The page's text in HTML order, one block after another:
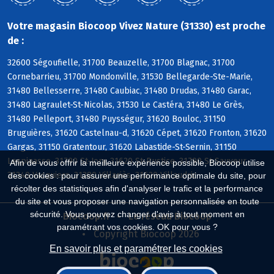
Afin de vous offrir la meilleure expérience possible, Biocoop utilise
des cookies : pour assurer une performance optimale du site, pour
récolter des statistiques afin d'analyser le trafic et la performance
du site et vous proposer une navigation personnalisée en toute
sécurité. Vous pouvez changer d'avis à tout moment en
paramétrant vos cookies. OK pour vous ?
En savoir plus et paramétrer les cookies
Votre magasin Biocoop Vivez Nature (31330) est proche
de :
32600 Ségoufielle, 31700 Beauzelle, 31700 Blagnac, 31700
Cornebarrieu, 31700 Mondonville, 31530 Bellegarde-Ste-Marie,
31480 Bellesserre, 31480 Caubiac, 31480 Drudas, 31480 Garac,
31480 Lagraulet-St-Nicolas, 31530 Le Castéra, 31480 Le Grès,
31480 Pelleport, 31480 Puysségur, 31620 Bouloc, 31150
Bruguières, 31620 Castelnau-d, 31620 Cépet, 31620 Fronton, 31620
Gargas, 31150 Gratentour, 31620 Labastide-St-Sernin, 31150
Lespinasse, 31790 St-Jory, 31620 St-Rustice, 31790 St-Sauveur,
31340 Vacquiers, 31380 Villariès, 31620 Villaudric
Biocoop.fr
Le réseau Biocoop
Copyright Biocoop 2026